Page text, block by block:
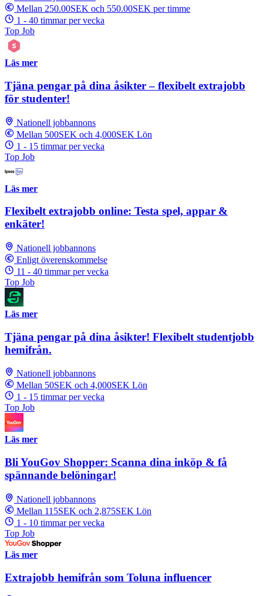
Mellan 250.00SEK och 550.00SEK per timme
1 - 40 timmar per vecka
Top Job
Läs mer
Tjäna pengar på dina åsikter – flexibelt extrajobb
för studenter!
Nationell jobbannons
Mellan 500SEK och 4,000SEK Lön
1 - 15 timmar per vecka
Top Job
Läs mer
Flexibelt extrajobb online: Testa spel, appar &
enkäter!
Nationell jobbannons
Enligt överenskommelse
11 - 40 timmar per vecka
Top Job
Läs mer
Tjäna pengar på dina åsikter! Flexibelt studentjobb
hemifrån.
Nationell jobbannons
Mellan 50SEK och 4,000SEK Lön
1 - 15 timmar per vecka
Top Job
Läs mer
Bli YouGov Shopper: Scanna dina inköp & få
spännande belöningar!
Nationell jobbannons
Mellan 115SEK och 2,875SEK Lön
1 - 10 timmar per vecka
Top Job
Läs mer
Extrajobb hemifrån som Toluna influencer